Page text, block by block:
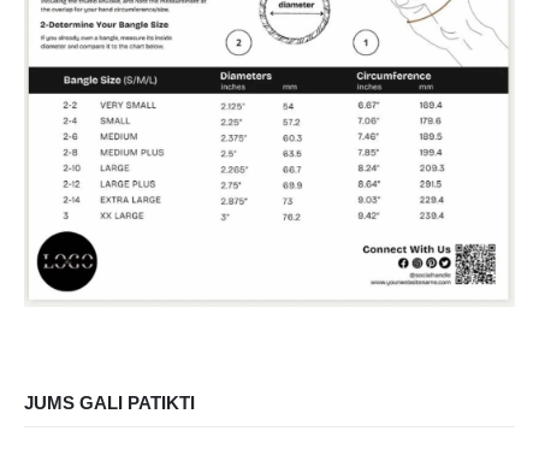
JUMS GALI PATIKTI